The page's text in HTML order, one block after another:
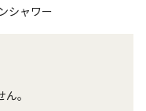
シャワー
。